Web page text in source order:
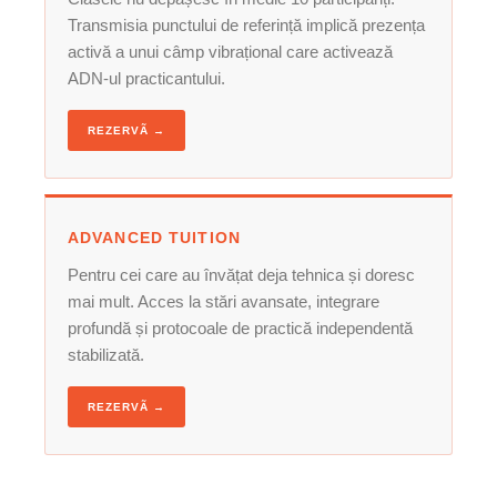
Transmisia punctului de referință implică prezența
activă a unui câmp vibrațional care activează
ADN-ul practicantului.
REZERVÃ →
ADVANCED TUITION
Pentru cei care au învățat deja tehnica și doresc
mai mult. Acces la stări avansate, integrare
profundă și protocoale de practică independentă
stabilizată.
REZERVÃ →